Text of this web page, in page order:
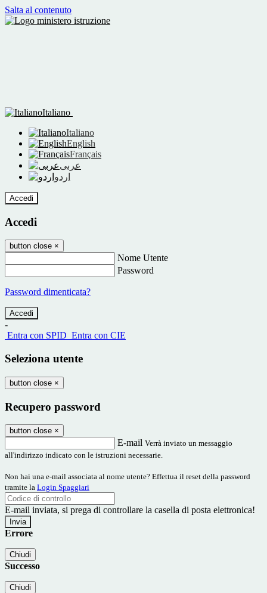
Salta al contenuto
Italiano
Italiano
English
Français
عربى
اردو
Accedi
Accedi
button close ×
Nome Utente
Password
Password dimenticata?
-
Entra con SPID Entra con CIE
Seleziona utente
button close ×
Recupero password
button close ×
E-mail Verrà inviato un messaggio
all'indirizzo indicato con le istruzioni necessarie.
Non hai una e-mail associata al nome utente? Effettua il reset della password
tramite la Login Spaggiari
E-mail inviata, si prega di controllare la casella di posta elettronica!
Errore
Chiudi
Successo
Chiudi